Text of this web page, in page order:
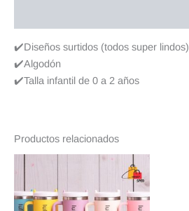
✔️Diseños surtidos (todos super lindos)
✔️Algodón
✔️Talla infantil de 0 a 2 años
Productos relacionados